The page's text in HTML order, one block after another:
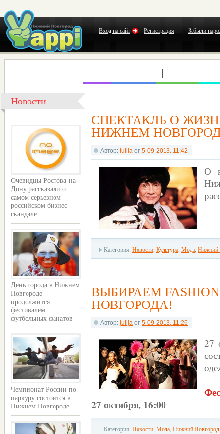
Вход на сайт Регистрация Забыли
Новости
Очевидцы Ростова-на-
Дону рассказали о
самом серьезном
российском бизнес-
скандале
День города в Нижнем
Новгороде
продолжится
фестивалем
футбольных фанатов
Чемпионат России по
паркуру состоится в
Нижнем Новгороде
СПЕКТАКЛЬ О
НИЖНЕМ
Автор: julija от 5-09-2013, 11:42
О
Категория: Новости Культура Мода Нижний
ВЫБИРАЕМ
НОВГОРОДА!
Автор: julija от 5-09-2013, 11:26
27
27 октября, 16:00
Категория: Новости Мода Нижний Новгород